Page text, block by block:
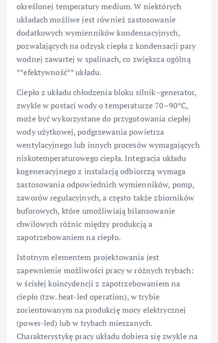
określonej temperatury medium. W niektórych
układach możliwe jest również zastosowanie
dodatkowych wymienników kondensacyjnych,
pozwalających na odzysk ciepła z kondensacji pary
wodnej zawartej w spalinach, co zwiększa ogólną
**efektywność** układu.
Ciepło z układu chłodzenia bloku silnik–generator,
zwykle w postaci wody o temperaturze 70–90°C,
może być wykorzystane do przygotowania ciepłej
wody użytkowej, podgrzewania powietrza
wentylacyjnego lub innych procesów wymagających
niskotemperaturowego ciepła. Integracja układu
kogeneracyjnego z instalacją odbiorczą wymaga
zastosowania odpowiednich wymienników, pomp,
zaworów regulacyjnych, a często także zbiorników
buforowych, które umożliwiają bilansowanie
chwilowych różnic między produkcją a
zapotrzebowaniem na ciepło.
Istotnym elementem projektowania jest
zapewnienie możliwości pracy w różnych trybach:
w ścisłej koincydencji z zapotrzebowaniem na
ciepło (tzw. heat-led operation), w trybie
zorientowanym na produkcję mocy elektrycznej
(power-led) lub w trybach mieszanych.
Charakterystykę pracy układu dobiera się zwykle na